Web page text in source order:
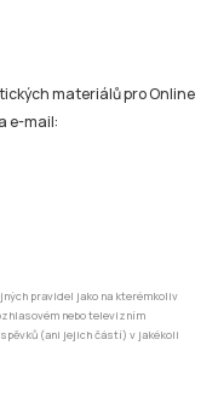
materiálů pro Online
e-mail:
pravidel jako na kterémkoliv
nebo televizním
(ani jejich částí) v jakékoli